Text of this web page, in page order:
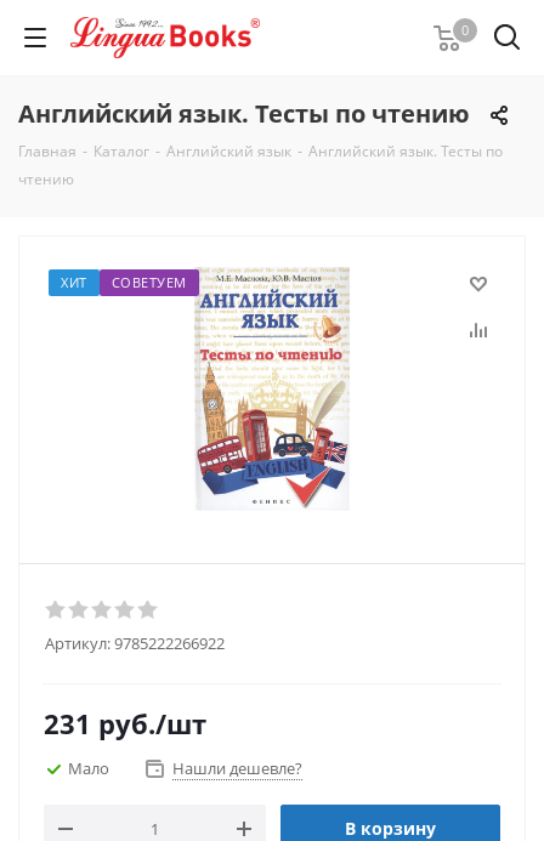
0
Английский язык. Тесты по чтению
Главная - Каталог - Английский язык - Английский язык. Тесты по
чтению
ХИТ СОВЕТУЕМ
Артикул:9785222266922
231 руб./шт
Мало Нашли дешевле?
В корзину